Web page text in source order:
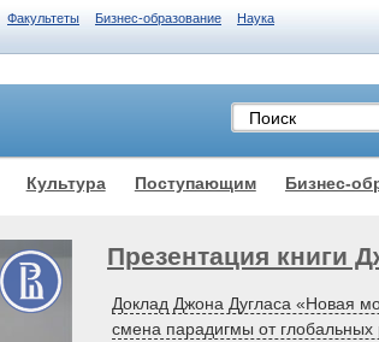
Факультеты Бизнес-образование Наука
Культура Поступающим Бизнес-
Презентация книги
Доклад Джона Дугласа «Новая
смена парадигмы от